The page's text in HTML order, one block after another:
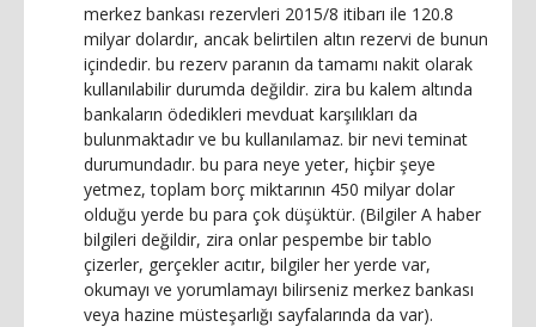
merkez bankası rezervleri 2015/8 itibarı ile 120.8
milyar dolardır, ancak belirtilen altın rezervi de bunun
içindedir. bu rezerv paranın da tamamı nakit olarak
kullanılabilir durumda değildir. zira bu kalem altında
bankaların ödedikleri mevduat karşılıkları da
bulunmaktadır ve bu kullanılamaz. bir nevi teminat
durumundadır. bu para neye yeter, hiçbir şeye
yetmez, toplam borç miktarının 450 milyar dolar
olduğu yerde bu para çok düşüktür. (Bilgiler A haber
bilgileri değildir, zira onlar pespembe bir tablo
çizerler, gerçekler acıtır, bilgiler her yerde var,
okumayı ve yorumlamayı bilirseniz merkez bankası
veya hazine müsteşarlığı sayfalarında da var).